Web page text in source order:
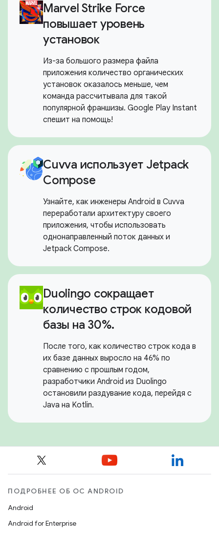
Marvel Strike Force
повышает уровень
установок
Из-за большого размера файла
приложения количество органических
установок оказалось меньше, чем
команда рассчитывала для такой
популярной франшизы. Google Play Instant
спешит на помощь!
Cuvva использует Jetpack
Compose
Узнайте, как инженеры Android в Cuvva
переработали архитектуру своего
приложения, чтобы использовать
однонаправленный поток данных и
Jetpack Compose.
Duolingo сокращает
количество строк кодовой
базы на 30%.
После того, как количество строк кода в
их базе данных выросло на 46% по
сравнению с прошлым годом,
разработчики Android из Duolingo
остановили раздувание кода, перейдя с
Java на Kotlin.
ПОДРОБНЕЕ ОБ ОС ANDROID
Android
Android for Enterprise